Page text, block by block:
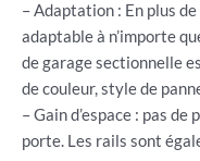
– Adaptation : En plus
adaptable à n’importe
de garage sectionnelle
de couleur, style de
– Gain d’espace : pas
porte. Les rails sont